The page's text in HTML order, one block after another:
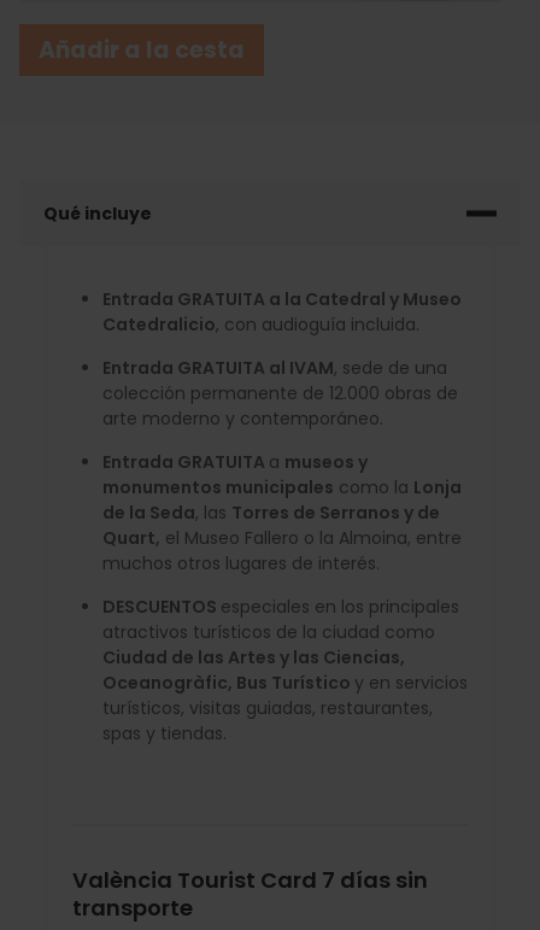
Añadir a la cesta
Qué incluye
Entrada GRATUITA a la Catedral y Museo
Catedralicio, con audioguía incluida.
Entrada GRATUITA al IVAM, sede de una
colección permanente de 12.000 obras de
arte moderno y contemporáneo.
Entrada GRATUITA a museos y
monumentos municipales como la Lonja
de la Seda, las Torres de Serranos y de
Quart, el Museo Fallero o la Almoina, entre
muchos otros lugares de interés.
DESCUENTOS especiales en los principales
atractivos turísticos de la ciudad como
Ciudad de las Artes y las Ciencias,
Oceanogràfic, Bus Turístico y en servicios
turísticos, visitas guiadas, restaurantes,
spas y tiendas.
València Tourist Card 7 días sin
transporte